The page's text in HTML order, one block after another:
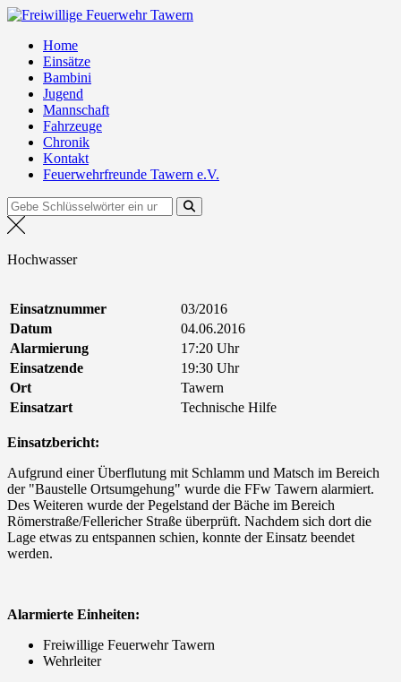
Zum
springenHome
Einsätze
Bambini
Jugend
Mannschaft
Fahrzeuge
Chronik
Kontakt
Feuerwehrfreunde Tawern e.V.
Suchen
nach:
Hochwasser
Einsatznummer
03/2016
Datum
04.06.2016
Alarmierung
17:20 Uhr
Einsatzende
19:30 Uhr
Ort
Tawern
Einsatzart
Technische Hilfe
Einsatzbericht:
Aufgrund einer Überflutung mit Schlamm und Matsch im Bereich
der "Baustelle Ortsumgehung" wurde die FFw Tawern alarmiert.
Des Weiteren wurde der Pegelstand der Bäche im Bereich
Römerstraße/Fellericher Straße überprüft. Nachdem sich dort die
Lage etwas zu entspannen schien, konnte der Einsatz beendet
werden.
Alarmierte Einheiten:
Freiwillige Feuerwehr Tawern
Wehrleiter